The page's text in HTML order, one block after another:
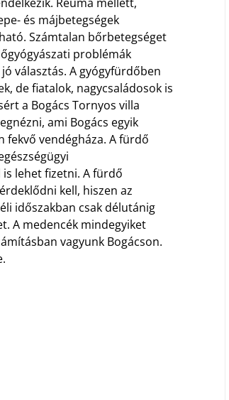
Reuma mellett,
és májbetegségek
Számtalan bőrbetegséget
problémák
választás. A gyógyfürdőben
de fiatalok, nagycsaládosok is
a Bogács Tornyos villa
ami Bogács egyik
fekvő vendégháza. A fürdő
lehet fizetni. A fürdő
kell, hiszen az
időszakban csak délutánig
A medencék mindegyiket
vagyunk Bogácson.